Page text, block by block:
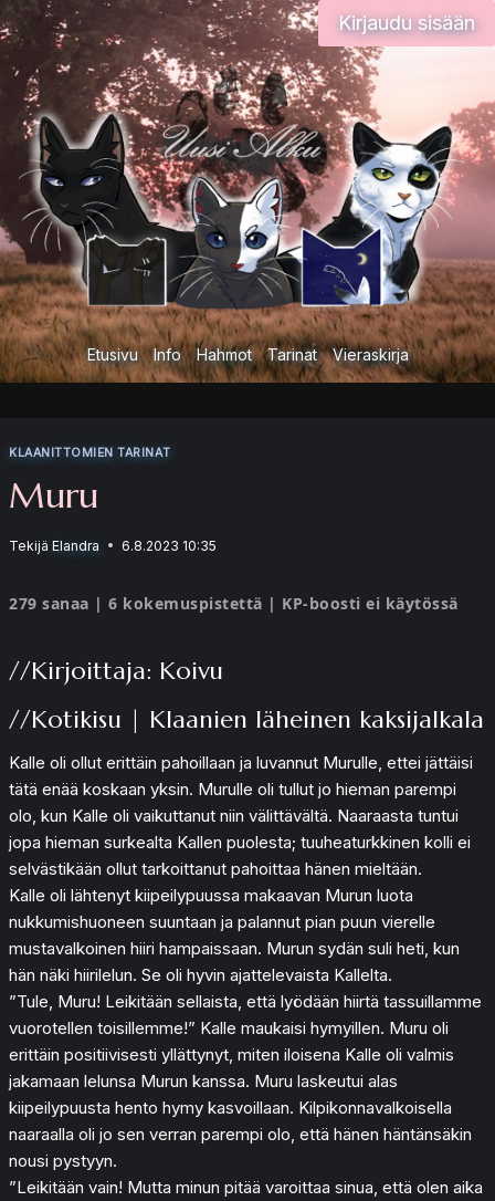
Siirry
sisältöön
Kirjaudu sisään
Etusivu Info Hahmot Tarinat Vieraskirja
KLAANITTOMIEN TARINAT
Muru
Tekijä Elandra 6.8.2023 10:35
279 sanaa | 6 kokemuspistettä | KP-boosti ei käytössä
//Kirjoittaja: Koivu
//Kotikisu | Klaanien läheinen kaksijalkala
Kalle oli ollut erittäin pahoillaan ja luvannut Murulle, ettei jättäisi
tätä enää koskaan yksin. Murulle oli tullut jo hieman parempi
olo, kun Kalle oli vaikuttanut niin välittävältä. Naaraasta tuntui
jopa hieman surkealta Kallen puolesta; tuuheaturkkinen kolli ei
selvästikään ollut tarkoittanut pahoittaa hänen mieltään.
Kalle oli lähtenyt kiipeilypuussa makaavan Murun luota
nukkumishuoneen suuntaan ja palannut pian puun vierelle
mustavalkoinen hiiri hampaissaan. Murun sydän suli heti, kun
hän näki hiirilelun. Se oli hyvin ajattelevaista Kallelta.
”Tule, Muru! Leikitään sellaista, että lyödään hiirtä tassuillamme
vuorotellen toisillemme!” Kalle maukaisi hymyillen. Muru oli
erittäin positiivisesti yllättynyt, miten iloisena Kalle oli valmis
jakamaan lelunsa Murun kanssa. Muru laskeutui alas
kiipeilypuusta hento hymy kasvoillaan. Kilpikonnavalkoisella
naaraalla oli jo sen verran parempi olo, että hänen häntänsäkin
nousi pystyyn.
”Leikitään vain! Mutta minun pitää varoittaa sinua, että olen aika